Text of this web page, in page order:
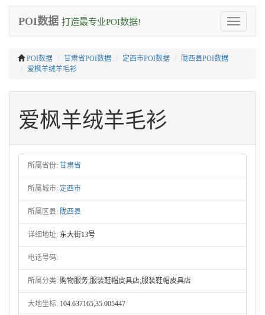
Toggle
navigation
POI数据 打造最专业POI数据!
POI数据 甘肃省POI数据 定西市POI数据
陇西县POI数据
爱枫羊绒羊毛衫
爱枫羊绒羊毛衫
所属省份: 甘肃省
所属城市: 定西市
所属区县: 陇西县
详细地址: 东大街13号
电话号码:
所属分类: 购物服务;服装鞋帽皮具店;服装鞋帽皮具店
大地坐标: 104.637165,35.005447